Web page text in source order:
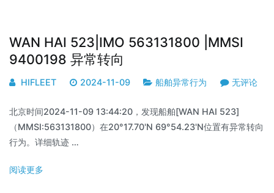
WAN HAI 523|IMO 563131800 |MMSI
9400198 异常转向
HIFLEET 2024-11-09 船舶异常行为 无评论
北京时间2024-11-09 13:44:20，发现船舶[WAN HAI 523]
（MMSI:563131800）在20°17.70'N 69°54.23'N位置有异常转向
行为。详细轨迹 …
阅读更多